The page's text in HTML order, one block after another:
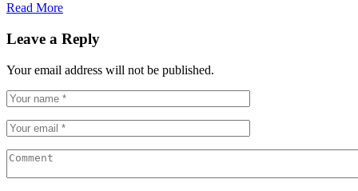
Read More
Leave a Reply
Your email address will not be published.